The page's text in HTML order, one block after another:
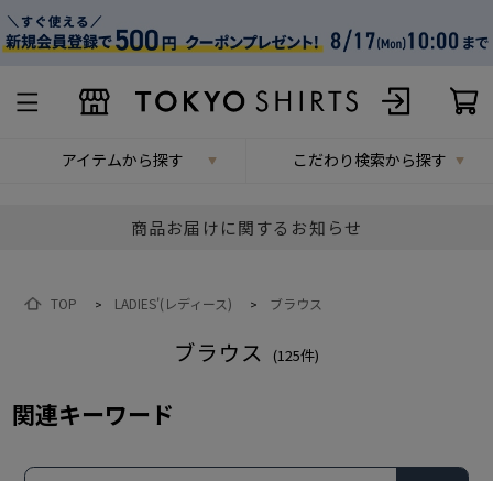
アイテムから探す こだわり検索から探す
商品お届けに関するお知らせ
TOP > LADIES'(レディース) > ブラウス
ブラウス (125件)
関連キーワード